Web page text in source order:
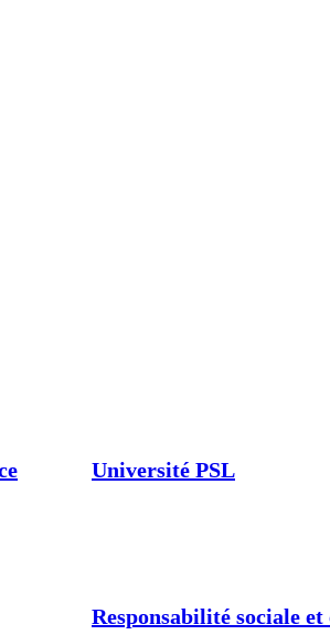
Université PSL
Responsabilité sociale